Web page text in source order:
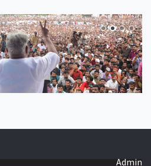
Admin